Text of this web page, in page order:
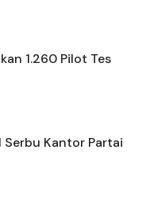
1.260 Pilot Tes
Serbu Kantor Partai